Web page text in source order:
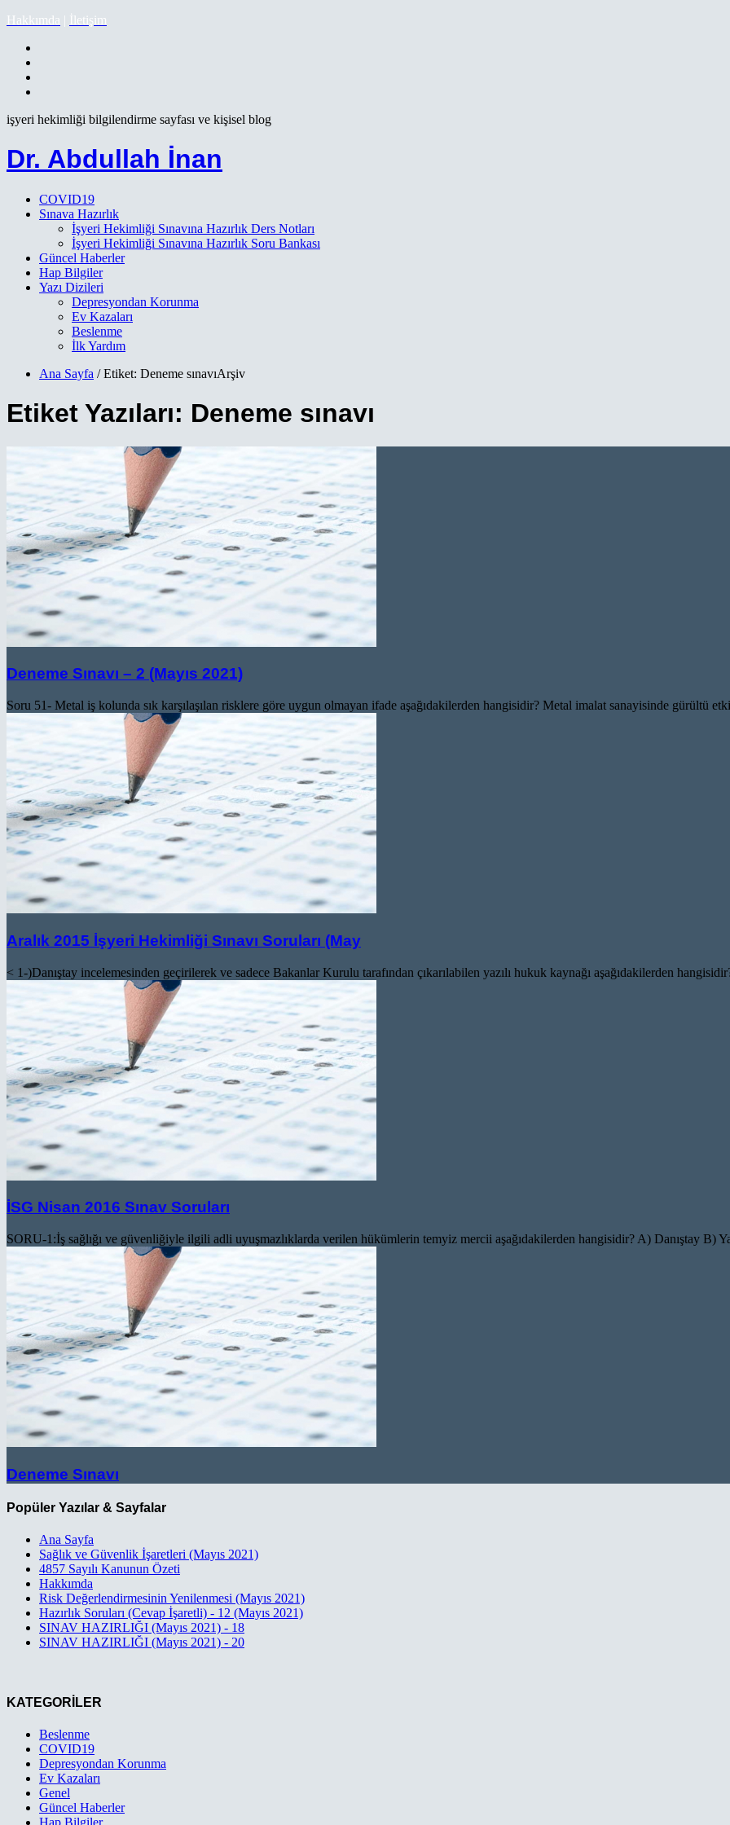
Hakkımda | İletişim
işyeri hekimliği bilgilendirme sayfası ve kişisel blog
Dr. Abdullah İnan
COVID19
Sınava Hazırlık
İşyeri Hekimliği Sınavına Hazırlık Ders Notları
İşyeri Hekimliği Sınavına Hazırlık Soru Bankası
Güncel Haberler
Hap Bilgiler
Yazı Dizileri
Depresyondan Korunma
Ev Kazaları
Beslenme
İlk Yardım
Ana Sayfa / Etiket: Deneme sınavıArşiv
Etiket Yazıları: Deneme sınavı
Deneme Sınavı – 2 (Mayıs 2021)
Soru 51- Metal iş kolunda sık karşılaşılan risklere göre uygun olmayan ifade aşağıdakilerden hangisidir? Metal imalat sanayisinde gürültü
Aralık 2015 İşyeri Hekimliği Sınavı Soruları (May
< 1-)Danıştay incelemesinden geçirilerek ve sadece Bakanlar Kurulu tarafından çıkarılabilen yazılı hukuk kaynağı aşağıdakilerden
İSG Nisan 2016 Sınav Soruları
SORU-1:İş sağlığı ve güvenliğiyle ilgili adli uyuşmazlıklarda verilen hükümlerin temyiz mercii aşağıdakilerden hangisidir? A) Danıştay B)
Deneme Sınavı
Popüler Yazılar & Sayfalar
Ana Sayfa
Sağlık ve Güvenlik İşaretleri (Mayıs 2021)
4857 Sayılı Kanunun Özeti
Hakkımda
Risk Değerlendirmesinin Yenilenmesi (Mayıs 2021)
Hazırlık Soruları (Cevap İşaretli) - 12 (Mayıs 2021)
SINAV HAZIRLIĞI (Mayıs 2021) - 18
SINAV HAZIRLIĞI (Mayıs 2021) - 20
KATEGORİLER
Beslenme
COVID19
Depresyondan Korunma
Ev Kazaları
Genel
Güncel Haberler
Hap Bilgiler